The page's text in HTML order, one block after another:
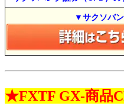
▼サクソバ
★FXTF GX-商品